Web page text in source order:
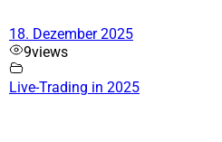
18. Dezember 2025
9views
Live-Trading in 2025